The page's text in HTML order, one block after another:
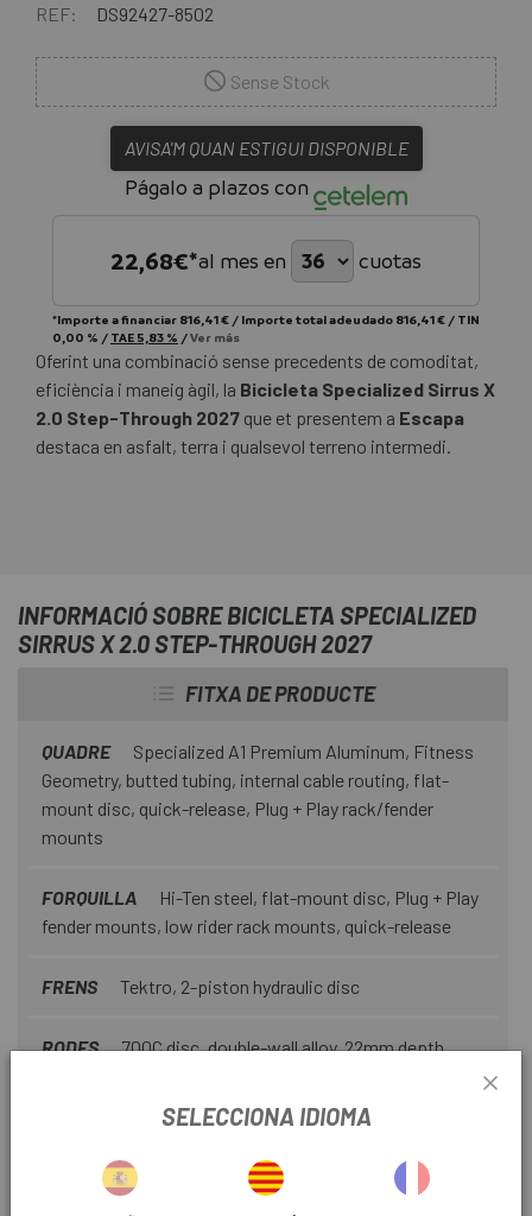
REF: DS92427-8502
Sense Stock
AVISA'M QUAN ESTIGUI DISPONIBLE
Págalo a plazos con
22,68€*al mes en cuotas
*Importe a financiar 816,41 € / Importe total adeudado 816,41 € / TIN
0,00 % / TAE 5,83 % /Ver más
Oferint una combinació sense precedents de comoditat,
eficiència i maneig àgil, la Bicicleta Specialized Sirrus X
2.0 Step-Through 2027 que et presentem a Escapa
destaca en asfalt, terra i qualsevol terreno intermedi.
INFORMACIÓ SOBRE BICICLETA SPECIALIZED
SIRRUS X 2.0 STEP-THROUGH 2027
FITXA DE PRODUCTE
QUADRE
Specialized A1 Premium Aluminum, Fitness
Geometry, butted tubing, internal cable routing, flat-
mount disc, quick-release, Plug + Play rack/fender
mounts
FORQUILLA
Hi-Ten steel, flat-mount disc, Plug + Play
fender mounts, low rider rack mounts, quick-release
FRENS Tektro, 2-piston hydraulic disc
RODES
700C disc, double-wall alloy, 22mm depth,
CADENA KMC eGlide for 11-Speed Cues
SELECCIONA IDIOMA